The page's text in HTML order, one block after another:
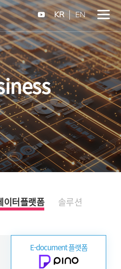
KR EN
이터플랫폼 솔루션
E-document플랫폼